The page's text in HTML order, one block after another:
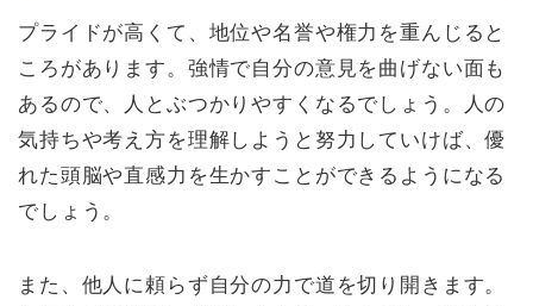
プライドが高くて、地位や名誉や権力を重んじると
ころがあります。強情で自分の意見を曲げない面も
あるので、人とぶつかりやすくなるでしょう。人の
気持ちや考え方を理解しようと努力していけば、優
れた頭脳や直感力を生かすことができるようになる
でしょう。
また、他人に頼らず自分の力で道を切り開きます。